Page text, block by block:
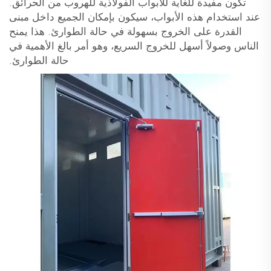
عند استخدام هذه الأبواب، سيكون بإمكان الجميع داخل مبنى
القدرة على الخروج بسهولة في حالة الطوارئ. هذا يمنح
الناس وصولاً أسهل للخروج السريع، وهو أمر بالغ الأهمية في
حالة الطوارئ.